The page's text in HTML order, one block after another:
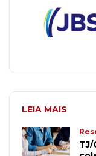
LEIA MAIS
TJ/